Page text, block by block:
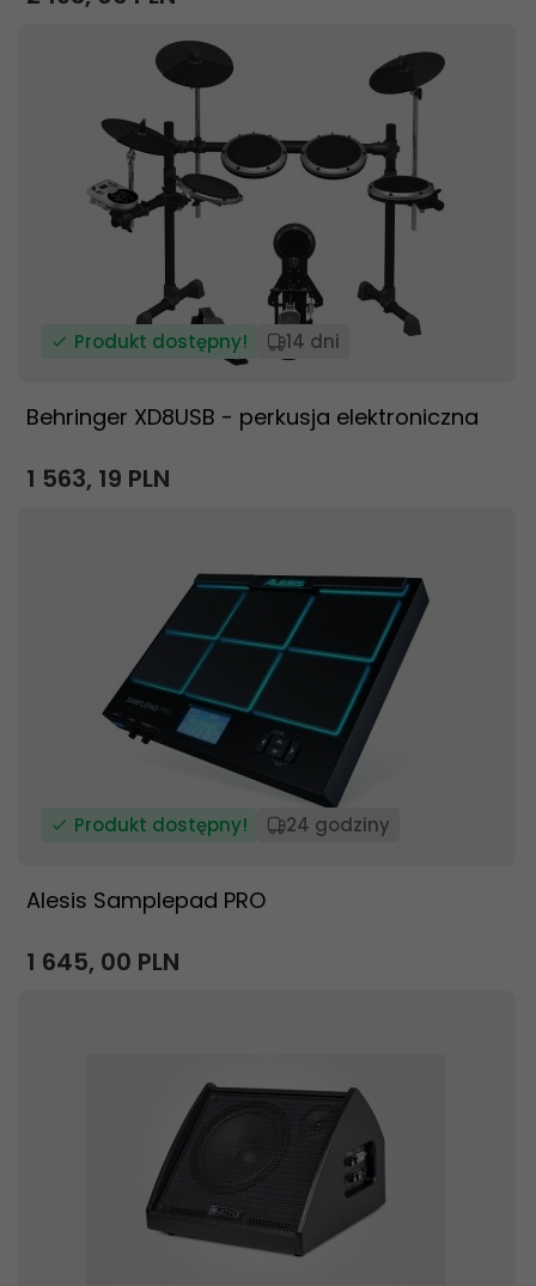
Produkt dostępny! 14 dni
Behringer XD8USB - perkusja elektroniczna
1 563, 19 PLN
Produkt dostępny! 24 godziny
Alesis Samplepad PRO
1 645, 00 PLN